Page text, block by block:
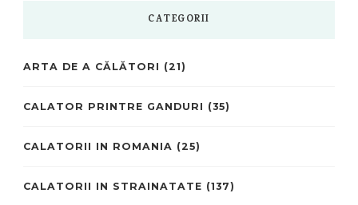
CATEGORII
ARTA DE A CĂLĂTORI (21)
CALATOR PRINTRE GANDURI (35)
CALATORII IN ROMANIA (25)
CALATORII IN STRAINATATE (137)